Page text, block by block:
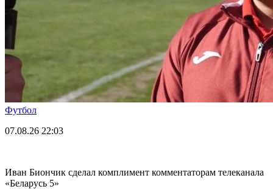
Футбол
07.08.26 22:03
Иван Биончик сделал комплимент комментаторам телеканала
«Беларусь 5»